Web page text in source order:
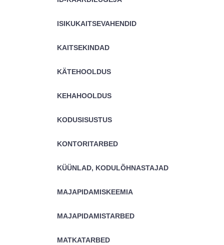
ISIKUKAITSEVAHENDID
KAITSEKINDAD
KÄTEHOOLDUS
KEHAHOOLDUS
KODUSISUSTUS
KONTORITARBED
KÜÜNLAD, KODULÕHNASTAJAD
MAJAPIDAMISKEEMIA
MAJAPIDAMISTARBED
MATKATARBED